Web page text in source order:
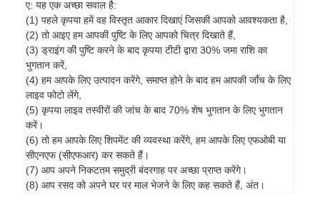
ए: यह एक अच्छा सवाल है:
(1) पहले कृपया हमें वह विस्तृत आकार दिखाएं जिसकी आपको आवश्यकता है,
(2) तो आइए हम आपकी पुष्टि के लिए आपको चित्र दिखाते हैं,
(3) ड्राइंग की पुष्टि करने के बाद कृपया टीटी द्वारा 30% जमा राशि का
भुगतान करें,
(4) हम आपके लिए उत्पादन करेंगे, समाप्त होने के बाद हम आपकी जाँच के लिए
लाइव फोटो लेंगे,
(5) कृपया लाइव तस्वीरों की जांच के बाद 70% शेष भुगतान के लिए भुगतान
करें।
(6) तो हम आपके लिए शिपमेंट की व्यवस्था करेंगे, हम आपके लिए एफओबी या
सीएनएफ (सीएफआर) कर सकते हैं।
(7) आप अपने निकटतम समुद्री बंदरगाह पर अच्छा प्राप्त करेंगे।
(8) आप रसद को अपने घर पर माल भेजने के लिए कह सकते हैं, अंत।